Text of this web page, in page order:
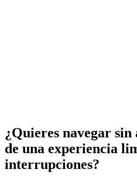
¿Quieres navegar
de una experiencia
interrupciones?